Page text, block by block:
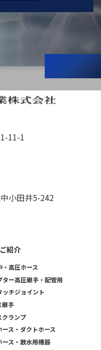
11-1
小田井5-242
紹介
・高圧ホース
ター高圧継手・配管用
ッチジョイント
継手
クランプ
ース・ダクトホース
ース・散水用機器